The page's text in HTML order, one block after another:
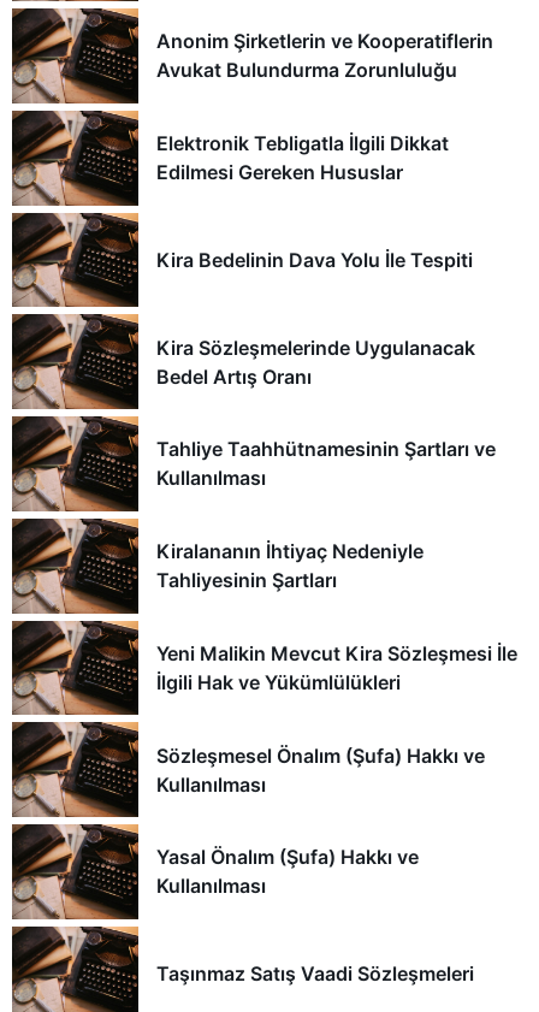
Anonim Şirketlerin ve Kooperatiflerin
Avukat Bulundurma Zorunluluğu
Elektronik Tebligatla İlgili Dikkat
Edilmesi Gereken Hususlar
Kira Bedelinin Dava Yolu İle Tespiti
Kira Sözleşmelerinde Uygulanacak
Bedel Artış Oranı
Tahliye Taahhütnamesinin Şartları ve
Kullanılması
Kiralananın İhtiyaç Nedeniyle
Tahliyesinin Şartları
Yeni Malikin Mevcut Kira Sözleşmesi İle
İlgili Hak ve Yükümlülükleri
Sözleşmesel Önalım (Şufa) Hakkı ve
Kullanılması
Yasal Önalım (Şufa) Hakkı ve
Kullanılması
Taşınmaz Satış Vaadi Sözleşmeleri